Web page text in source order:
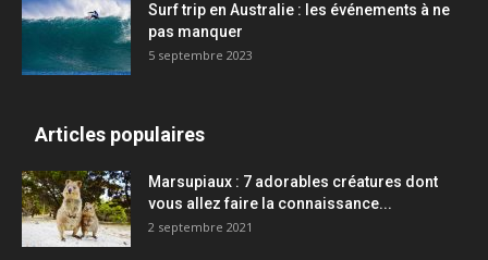
Surf trip en Australie : les événements à ne
pas manquer
5 septembre 2023
Articles populaires
Marsupiaux : 7 adorables créatures dont
vous allez faire la connaissance...
2 septembre 2021